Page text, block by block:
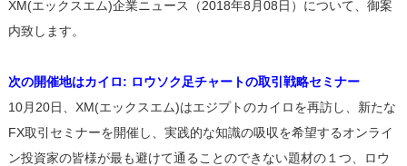
XM(エックスエム)企業ニュース（2018年8月08日）について、御案
内致します。
次の開催地はカイロ: ロウソク足チャートの取引戦略セミナー
10月20日、XM(エックスエム)はエジプトのカイロを再訪し、新たな
FX取引セミナーを開催し、実践的な知識の吸収を希望するオンライ
ン投資家の皆様が最も避けて通ることのできない題材の１つ、ロウ